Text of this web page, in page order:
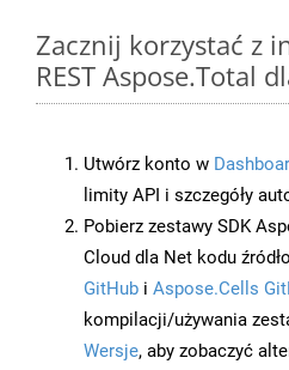
Zacznij korzystać z
REST Aspose.Total
Utwórz konto w
limity API i szczegóły
Pobierz zestawy SDK
Cloud dla Net kodu
GitHub i Aspose.Cells
kompilacji/używania
Wersje, aby zobaczyć